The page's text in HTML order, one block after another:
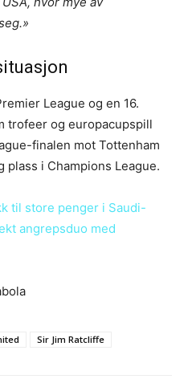
League og en 16.
trofeer og europacupspill
finalen mot Tottenham
i Champions League.
til store penger i Saudi-
angrepsduo med
Sir Jim Ratcliffe